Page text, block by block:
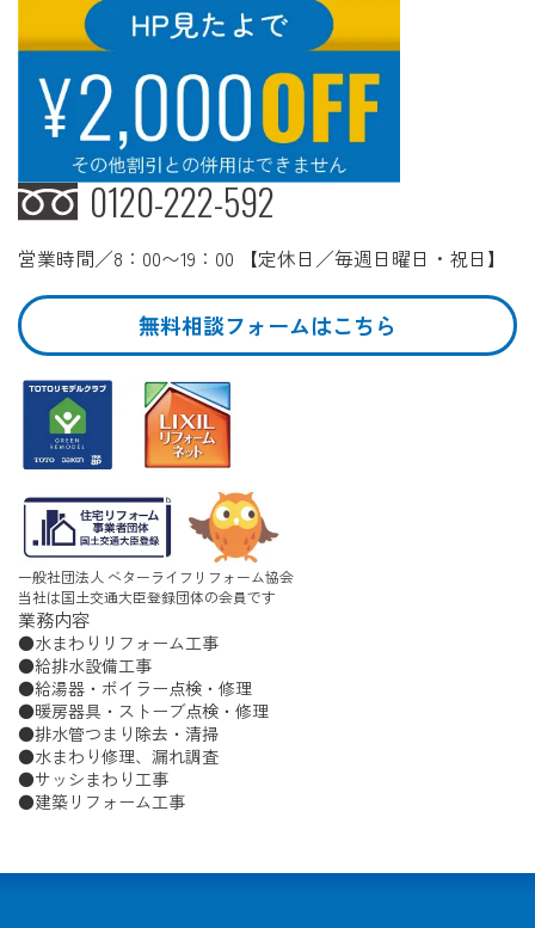
0120-222-592
営業時間／8：00〜19：00 【定休日／毎週日曜日・祝日】
無料相談フォームはこちら
一般社団法人 ベターライフリフォーム協会
当社は国土交通大臣登録団体の会員です
業務内容
水まわりリフォーム工事
給排水設備工事
給湯器・ボイラー点検・修理
暖房器具・ストーブ点検・修理
排水管つまり除去・清掃
水まわり修理、漏れ調査
サッシまわり工事
建築リフォーム工事